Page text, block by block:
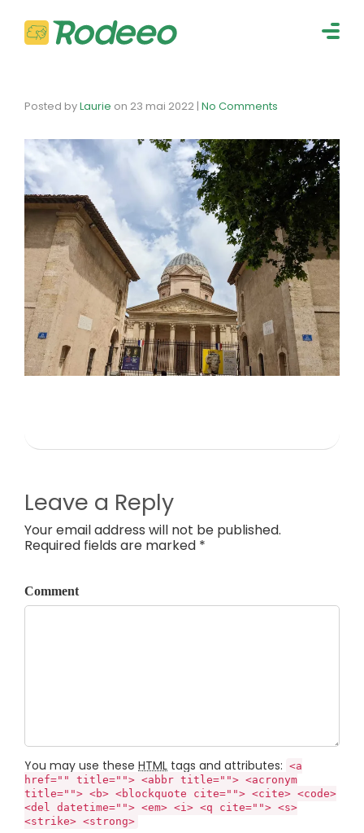
Posted byLaurie on 23 mai 2022 | No Comments
Leave a Reply
Your email address will not be published.
Required fields are marked *
Comment
You may use these HTML tags and attributes: <a
href="" title=""> <abbr title=""> <acronym
title=""> <b> <blockquote cite=""> <cite> <code>
<del datetime=""> <em> <i> <q cite=""> <s>
<strike> <strong>